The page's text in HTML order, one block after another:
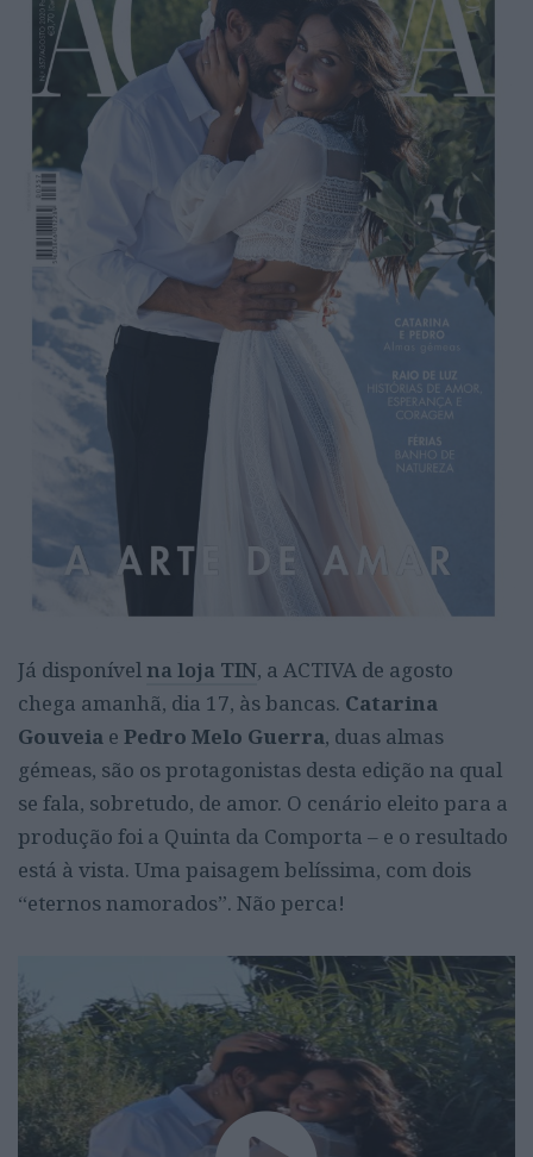
Já disponível na loja TIN, a ACTIVA de agosto
chega amanhã, dia 17, às bancas. Catarina
Gouveia e Pedro Melo Guerra, duas almas
gémeas, são os protagonistas desta edição na qual
se fala, sobretudo, de amor. O cenário eleito para a
produção foi a Quinta da Comporta – e o resultado
está à vista. Uma paisagem belíssima, com dois
“eternos namorados”. Não perca!